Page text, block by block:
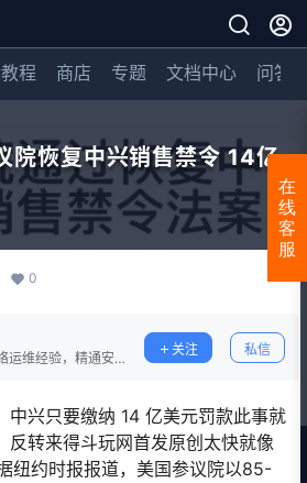
程 商店 专题 文档中心 问答
院恢复中兴销售禁令 14亿
0
关注 私信
中兴只要缴纳 14 亿美元罚款此事就
反转来得斗玩网首发原创太快就像
纽约时报报道，美国参议院以85-
在
线
客
服